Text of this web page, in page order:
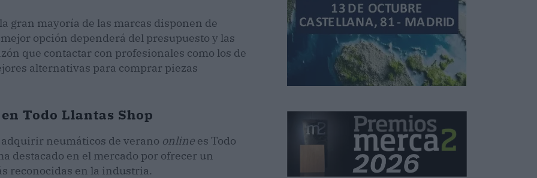
gran mayoría de las marcas disponen de
opción dependerá del presupuesto y las
que contactar con profesionales como los de
alternativas para comprar piezas
Todo Llantas Shop
neumáticos de verano online es Todo
destacado en el mercado por ofrecer un
reconocidas en la industria.